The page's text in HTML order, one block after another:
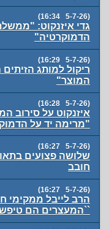
(5-7-26 16:34)
גדי איזנקוט:
הדמוקרטיה"
(5-7-26 16:29)
ריקול למותג
המוצר"
(5-7-26 16:28)
איזנקוט על סירוב
"מרימה יד על
(5-7-26 16:27)
שלושה פצועים
חובב
(5-7-26 16:27)
הרב לייבל ממקימי
``המעצרים הם